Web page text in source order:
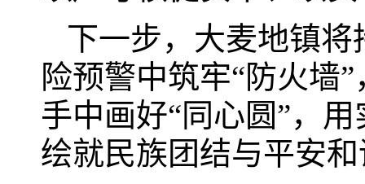
下一步，大麦地镇将
险预警中筑牢“防火墙
手中画好“同心圆”，
绘就民族团结与平安